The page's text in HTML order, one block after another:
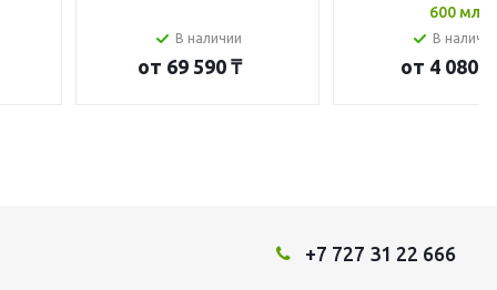
В наличии
от 69 590 ₸
600 мл
В
от 4 080 ₸
+7 727 31 22 666